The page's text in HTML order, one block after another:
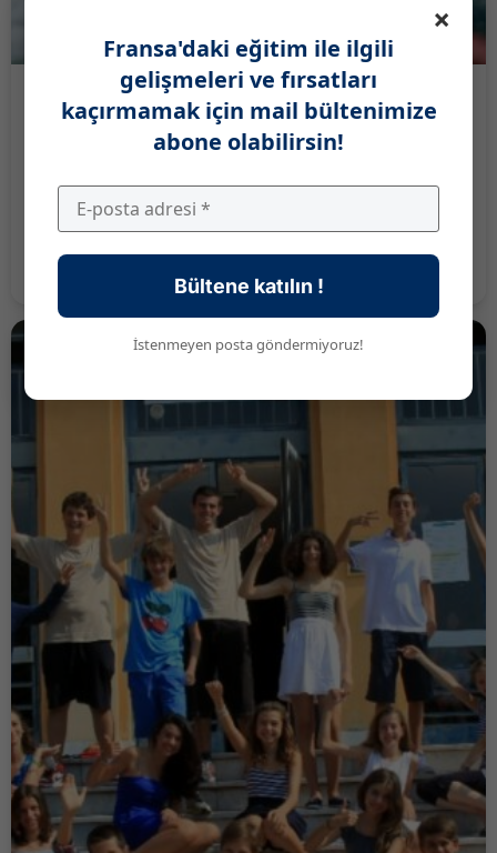
CAVILAM Alliance Française
Aile Yanı Programı Pazartesiden Cumaya sabah:
CAVILAM – Alliance Française’de çocuklara ve gençlere
tarafından gerçekleştirilen Fransızca kursları...
×
Fransa'daki eğitim ile ilgili
gelişmeleri ve fırsatları
kaçırmamak için mail bültenimize
abone olabilirsin!
Bültene katılın !
İstenmeyen posta göndermiyoruz!